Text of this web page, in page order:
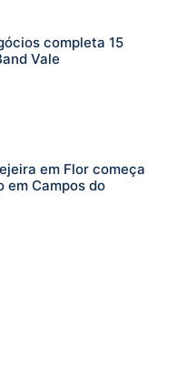
completa 15
Vale
em Flor começa
em Campos do